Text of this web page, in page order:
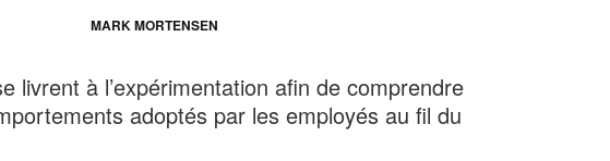
MARK MORTENSEN
livrent à l’expérimentation afin de comprendre
adoptés par les employés au fil du